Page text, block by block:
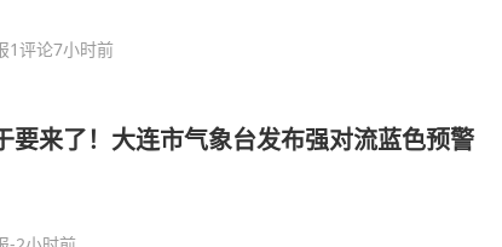
1评论7小时前
要来了！大连市气象台发布强对流蓝色预警